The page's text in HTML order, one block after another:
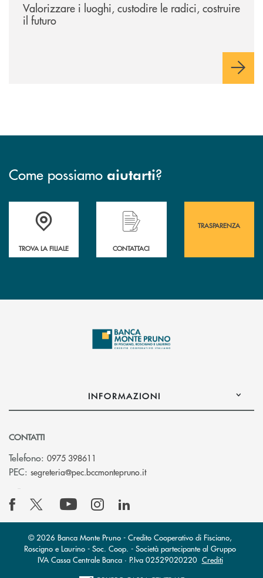
Valorizzare i luoghi, custodire le radici, costruire
il futuro
Come possiamo aiutarti?
Accedi all' elenco completo&nbsp; delle&nbsp; filiali&nbsp; di Banca
TROVA LA FILIALE
Hai bisogno di assistenza immediata?
CONTATTACI
TRASPARENZA
INFORMAZIONI
CONTATTI
Telefono: 0975 398611
PEC: segreteria@pec.bccmontepruno.it(si apre l’app di posta
© 2026 Banca Monte Pruno - Credito Cooperativo di Fisciano,
Roscigno e Laurino - Soc. Coop. - Società partecipante al Gruppo
IVA Cassa Centrale Banca · P.Iva 02529020220 Crediti